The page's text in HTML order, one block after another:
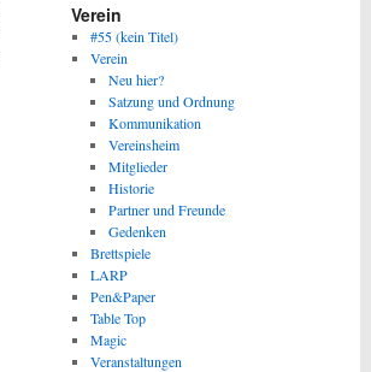
Verein
#55 (kein Titel)
Verein
Neu hier?
Satzung und Ordnung
Kommunikation
Vereinsheim
Mitglieder
Historie
Partner und Freunde
Gedenken
Brettspiele
LARP
Pen&Paper
Table Top
Magic
Veranstaltungen